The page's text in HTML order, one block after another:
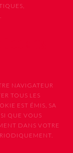
NAVIGATEUR
TOUS LES
EST ÉMIS, SA
QUE VOUS
DANS VOTRE